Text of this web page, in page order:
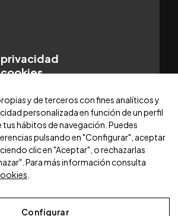
y de terceros con fines analíticos y
personalizada en función de un perfil
hábitos de navegación. Puedes
pulsando en "Configurar", aceptar
clic en "Aceptar", o rechazarlas
Para más información consulta
Configurar